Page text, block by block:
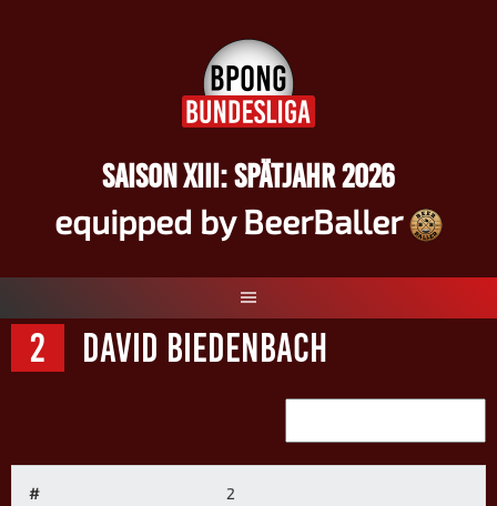
SAISON XIII: SPÄTJAHR 2026
equipped by BeerBaller
2 David Biedenbach
# 2